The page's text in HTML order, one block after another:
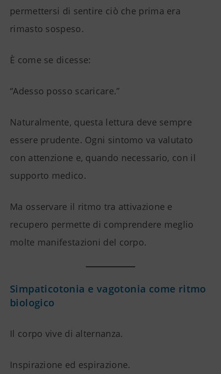
permettersi di sentire ciò che prima era
rimasto sospeso.
È come se dicesse:
“Adesso posso scaricare.”
Naturalmente, questa lettura deve sempre
essere prudente. Ogni sintomo va valutato
con attenzione e, quando necessario, con il
supporto medico.
Ma osservare il ritmo tra attivazione e
recupero permette di comprendere meglio
molte manifestazioni del corpo.
Simpaticotonia e vagotonia come ritmo
biologico
Il corpo vive di alternanza.
Inspirazione ed espirazione.